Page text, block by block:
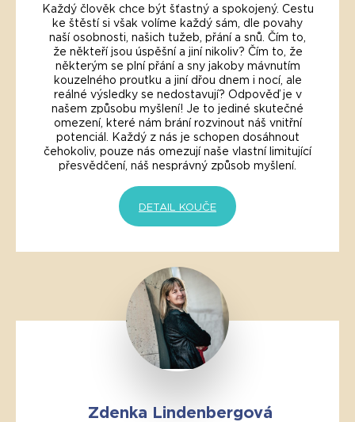
Každý člověk chce být šťastný a spokojený. Cestu
ke štěstí si však volíme každý sám, dle povahy
naší osobnosti, našich tužeb, přání a snů. Čím to,
že někteří jsou úspěšní a jiní nikoliv? Čím to, že
některým se plní přání a sny jakoby mávnutím
kouzelného proutku a jiní dřou dnem i nocí, ale
reálné výsledky se nedostavují? Odpověď je v
našem způsobu myšlení! Je to jediné skutečné
omezení, které nám brání rozvinout náš vnitřní
potenciál. Každý z nás je schopen dosáhnout
čehokoliv, pouze nás omezují naše vlastní limitující
přesvědčení, náš nesprávný způsob myšlení.
DETAIL KOUČE
Zdenka Lindenbergová